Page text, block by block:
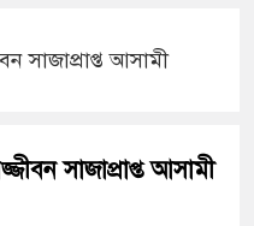
সাজাপ্রাপ্ত আসামী
সাজাপ্রাপ্ত আসামী